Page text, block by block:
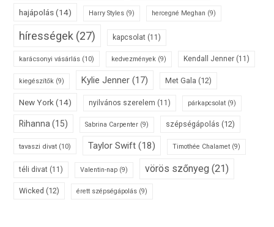
hajápolás(14) Harry Styles (9) hercegné Meghan (9)
hírességek (27) kapcsolat (11)
karácsonyi vásárlás (10) kedvezmények (9) Kendall Jenner (11)
kiegészítők (9) Kylie Jenner (17) Met Gala (12)
New York (14) nyilvános szerelem (11) párkapcsolat (9)
Rihanna (15) Sabrina Carpenter (9) szépségápolás (12)
tavaszi divat (10) Taylor Swift (18) Timothée Chalamet (9)
téli divat (11) Valentin-nap (9) vörös szőnyeg (21)
Wicked (12) érett szépségápolás (9)